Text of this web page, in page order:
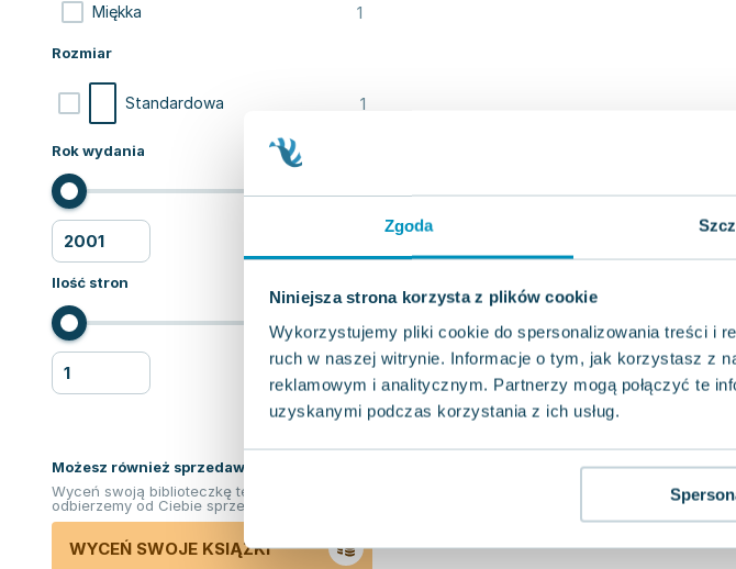
Zgoda
Niniejsza strona korzysta z plików cookie
Wykorzystujemy pliki cookie do spersonalizowania treści i
ruch w naszej witrynie. Informacje o tym, jak korzystasz z
reklamowym i analitycznym. Partnerzy mogą połączyć te
uzyskanymi podczas korzystania z ich usług.
Miękka 1
Rozmiar
Standardowa 1
Rok wydania
Ilość stron
Możesz również sprzedawać ksiązki!
Wyceń swoją biblioteczkę teraz. Odkupimy i
odbierzemy od Ciebie sprzedane książki.
WYCEŃ SWOJE KSIĄŻKI